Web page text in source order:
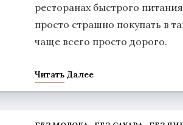
ресторанах быстрого
просто страшно покупать в
чаще всего просто дорого.
Читать Далее